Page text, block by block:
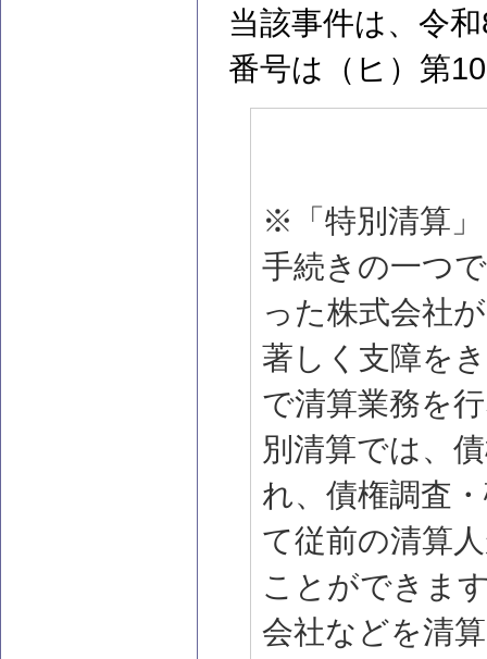
当該事件は、令
番号は（ヒ）第
※「特別清算
手続きの一つ
った株式会社
著しく支障を
で清算業務を
別清算では、
れ、債権調査
て従前の清算
ことができま
会社などを清